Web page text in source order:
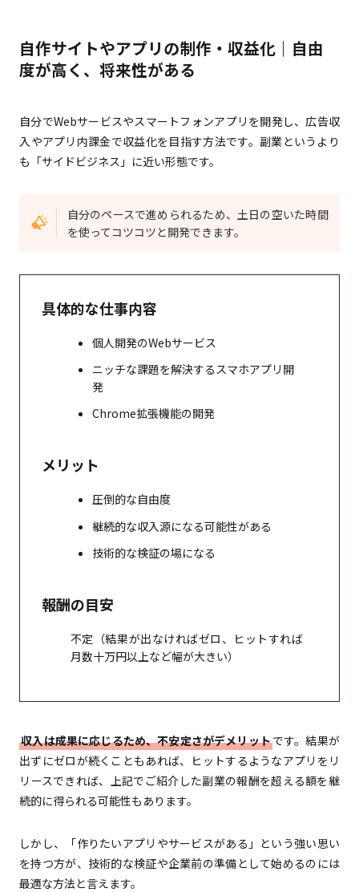
自作サイトやアプリの制作・収益化｜自由
度が高く、将来性がある
自分でWebサービスやスマートフォンアプリを開発し、広告収
入やアプリ内課金で収益化を目指す方法です。副業というより
も「サイドビジネス」に近い形態です。
自分のペースで進められるため、土日の空いた時間
を使ってコツコツと開発できます。
具体的な仕事内容
個人開発のWebサービス
ニッチな課題を解決するスマホアプリ開
発
Chrome拡張機能の開発
メリット
圧倒的な自由度
継続的な収入源になる可能性がある
技術的な検証の場になる
報酬の目安
不定（結果が出なければゼロ、ヒットすれば
月数十万円以上など幅が大きい）
収入は成果に応じるため、不安定さがデメリットです。結果が
出ずにゼロが続くこともあれば、ヒットするようなアプリをリ
リースできれば、上記でご紹介した副業の報酬を超える額を継
続的に得られる可能性もあります。
しかし、「作りたいアプリやサービスがある」という強い思い
を持つ方が、技術的な検証や企業前の準備として始めるのには
最適な方法と言えます。